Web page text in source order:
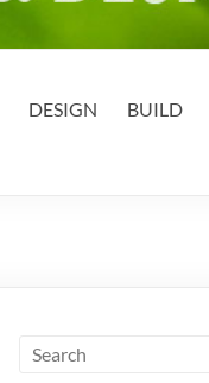
DESIGN BUILD